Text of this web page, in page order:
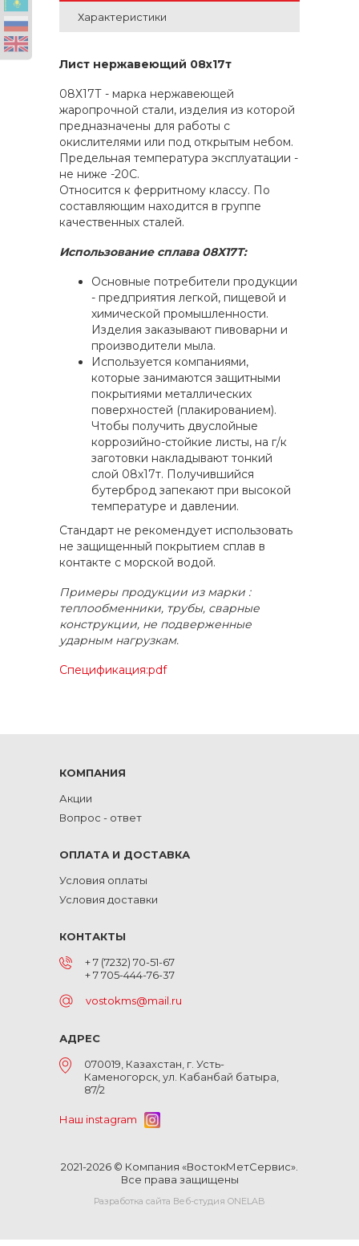
Характеристики
Лист нержавеющий 08х17т
08Х17Т - марка нержавеющей
жаропрочной стали, изделия из которой
предназначены для работы с
окислителями или под открытым небом.
Предельная температура эксплуатации -
не ниже -20C.
Относится к ферритному классу. По
составляющим находится в группе
качественных сталей.
Использование сплава 08Х17Т:
Основные потребители продукции
- предприятия легкой, пищевой и
химической промышленности.
Изделия заказывают пивоварни и
производители мыла.
Используется компаниями,
которые занимаются защитными
покрытиями металлических
поверхностей (плакированием).
Чтобы получить двуслойные
коррозийно-стойкие листы, на г/к
заготовки накладывают тонкий
слой 08х17т. Получившийся
бутерброд запекают при высокой
температуре и давлении.
Стандарт не рекомендует использовать
не защищенный покрытием сплав в
контакте с морской водой.
Примеры продукции из марки :
теплообменники, трубы, сварные
конструкции, не подверженные
ударным нагрузкам.
Спецификация:pdf
КОМПАНИЯ
Акции
Вопрос - ответ
ОПЛАТА И ДОСТАВКА
Условия оплаты
Условия доставки
КОНТАКТЫ
+ 7 (7232) 70-51-67
+ 7 705-444-76-37
vostokms@mail.ru
АДРЕС
070019, Казахстан, г. Усть-
Каменогорск, ул. Кабанбай батыра,
87/2
Наш instagram
2021-2026 © Компания «ВостокМетСервис».
Все права защищены
Разработка сайта Веб-студия ONELAB